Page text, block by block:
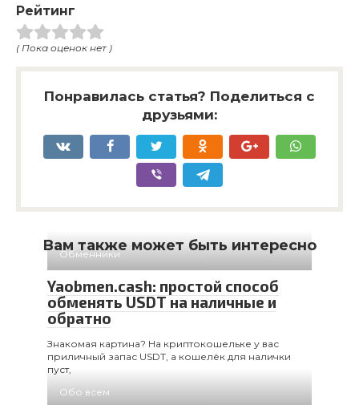
Рейтинг
( Пока оценок нет )
Понравилась статья? Поделиться с
друзьями:
Вам также может быть интересно
Обменники
Yaobmen.cash: простой способ
обменять USDT на наличные и
обратно
Знакомая картина? На криптокошельке у вас
приличный запас USDT, а кошелёк для налички
пуст,
Обо всем